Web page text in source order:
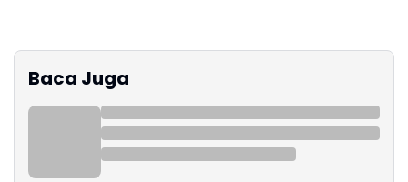
Baca Juga